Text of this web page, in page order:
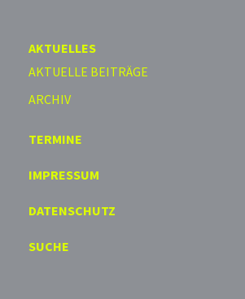
AKTUELLES
AKTUELLE BEITRÄGE
ARCHIV
TERMINE
IMPRESSUM
DATENSCHUTZ
SUCHE